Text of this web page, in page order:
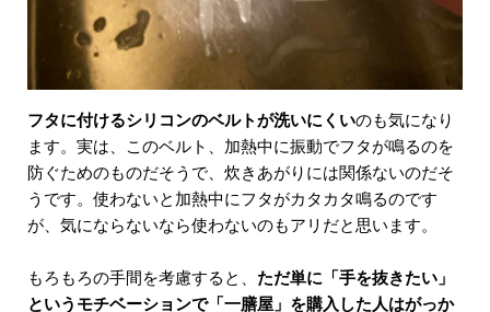
フタに付けるシリコンのベルトが洗いにくいのも気になり
ます。実は、このベルト、加熱中に振動でフタが鳴るのを
防ぐためのものだそうで、炊きあがりには関係ないのだそ
うです。使わないと加熱中にフタがカタカタ鳴るのです
が、気にならないなら使わないのもアリだと思います。
もろもろの手間を考慮すると、 ただ単に「手を抜きたい」
というモチベーションで「一膳屋」を購入した人はがっか